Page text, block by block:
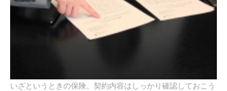
いざというときの保険。契約内容はしっかり確認しておこう